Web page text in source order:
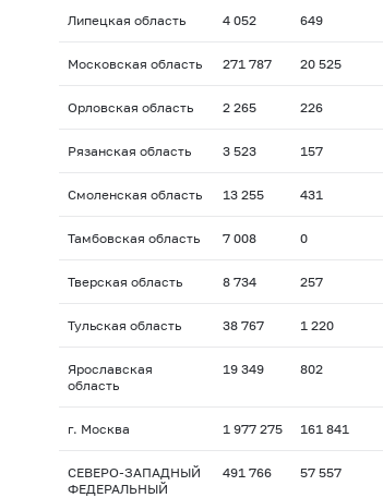
Липецкая область 4 052 649
Московская область 271 787 20 525
Орловская область 2 265 226
Рязанская область 3 523 157
Смоленская область 13 255 431
Тамбовская область 7 008 0
Тверская область 8 734 257
Тульская область 38 767 1 220
Ярославская
область
19 349 802
г. Москва 1 977 275 161 841
СЕВЕРО-ЗАПАДНЫЙ
ФЕДЕРАЛЬНЫЙ
491 766 57 557